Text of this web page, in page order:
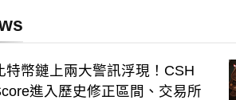
特幣鏈上兩大警訊浮現！CSH
進入歷史修正區間、交易所